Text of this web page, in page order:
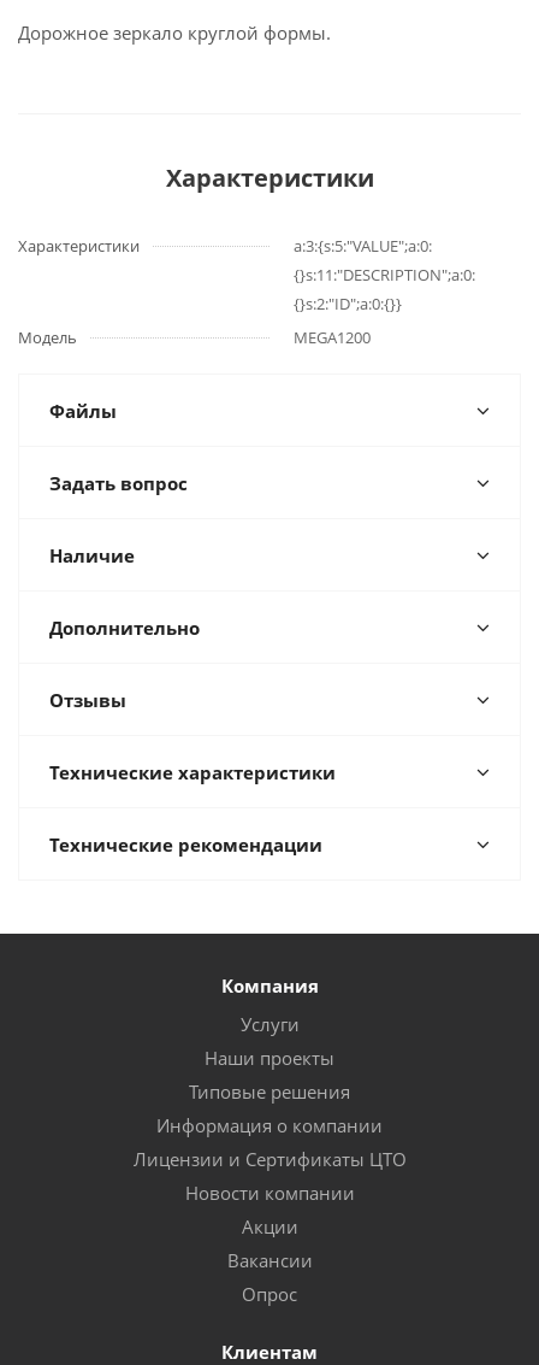
Дорожное зеркало круглой формы.
Характеристики
Характеристики
a:3:{s:5:"VALUE";a:0:
{}s:11:"DESCRIPTION";a:0:
{}s:2:"ID";a:0:{}}
Модель
MEGA1200
Файлы
Задать вопрос
Наличие
Дополнительно
Отзывы
Технические характеристики
Технические рекомендации
Компания
Услуги
Наши проекты
Типовые решения
Информация о компании
Лицензии и Сертификаты ЦТО
Новости компании
Акции
Вакансии
Опрос
Клиентам